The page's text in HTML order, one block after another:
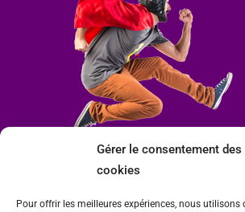
Gérer le consentement des
cookies
Pour offrir les meilleures expériences, nous utilisons